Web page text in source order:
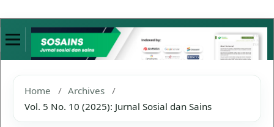
Home / Archives /
Vol. 5 No. 10 (2025): Jurnal Sosial dan Sains